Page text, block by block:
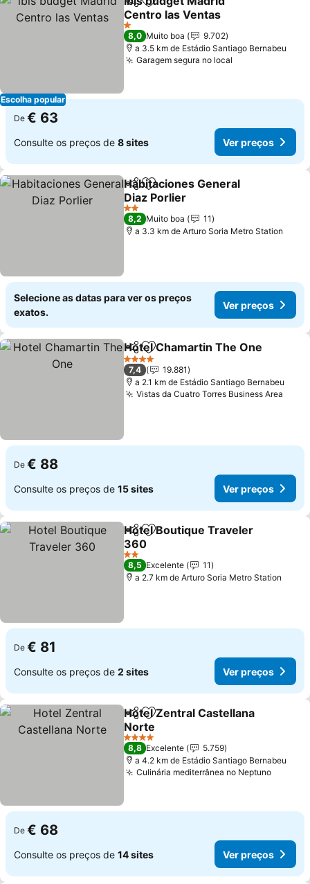
Escolha popular
PartilharAdicionar aos favoritos
Centro las Ventas
Ver preços
1 Estrelas
8,0 Muito boa
9.702
a 3.5 km de Estádio Santiago Bernabeu
Garagem segura no local
De € 63
Consulte os preços de 8 sites Ver preços
PartilharAdicionar aos favoritos
Habitaciones General
Diaz Porlier
Ver preços
2 Estrelas
8,2 Muito boa
11
a 3.3 km de Arturo Soria Metro Station
Selecione as datas para ver os preços
exatos.
Ver preços
PartilharAdicionar aos favoritos
Hotel Chamartin The One
4 Estrelas
7,4
19.881
a 2.1 km de Estádio Santiago Bernabeu
Vistas da Cuatro Torres Business Area
De € 88
Consulte os preços de 15 sites Ver preços
PartilharAdicionar aos favoritos
Hotel Boutique Traveler
360
Ver preços
2 Estrelas
8,5 Excelente
11
a 2.7 km de Arturo Soria Metro Station
De € 81
Consulte os preços de 2 sites Ver preços
PartilharAdicionar aos favoritos
Hotel Zentral Castellana
Norte
Ver preços
4 Estrelas
8,8 Excelente
5.759
a 4.2 km de Estádio Santiago Bernabeu
Culinária mediterrânea no NeptunoVer
De € 68
Consulte os preços de 14 sites Ver preços